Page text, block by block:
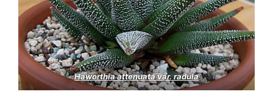
Haworthia attenuata var. radula